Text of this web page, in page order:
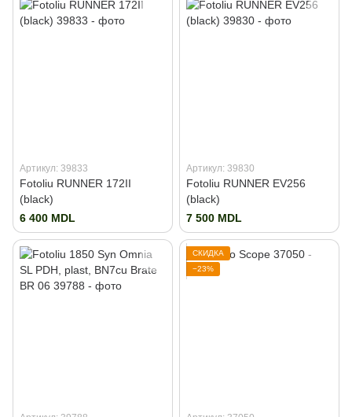
Артикул: 39833
Fotoliu RUNNER 172II
(black)
6 400 MDL
Артикул: 39830
Fotoliu RUNNER EV256
(black)
7 500 MDL
СКИДКА
−23%